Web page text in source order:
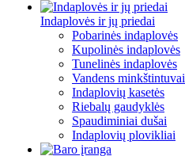
Indaplovės ir jų priedai
Pobarinės indaplovės
Kupolinės indaplovės
Tunelinės indaplovės
Vandens minkštintuvai
Indaplovių kasetės
Riebalų gaudyklės
Spaudiminiai dušai
Indaplovių plovikliai